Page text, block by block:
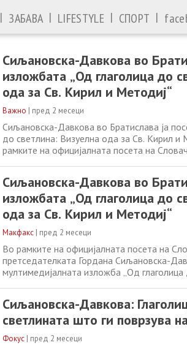
| ЗАБАВА | LIFESTYLE | СПОРТ |
Сиљановска-Давкова во
изложбата „Од глаголица до
ода за Св. Кирил и Методиј“
Важно | пред 2 месеци
Сиљановска-Давкова во Братислава ја
до светлина: Визуелна ода за Св. Кирил
рамките на официјалната посета на
Св. Кирил и Методиј“, посветена
Сиљановска-Давкова во
изложбата „Од глаголица до
ода за Св. Кирил и Методиј“
Макфакс | пред 2 месеци
Во рамките на официјалната посета на
претседателката Гордана Сиљановска-
мултимедијалната изложба „Од
на изложбата, Кирил
Сиљановска-Давкова:
светлината што ги поврзува
Фокус | пред 2 месеци